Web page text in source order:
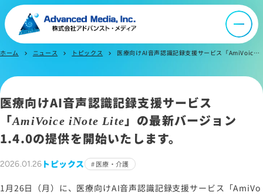
オウンドメディア
ニュース
採用情報
IR情報
よくあるご質問
ホーム chevron_right ニュース chevron_right トピックス chevron_right 医療向けAI音声認識記録支援サービス「AmiVoice iNote Lite」の最新バージョン1.4.0の提供を開始いたします。
医療向けAI音声認識記録支援サービス
「AmiVoice iNote Lite」の最新バージョン
1.4.0の提供を開始いたします。
2026.01.26 トピックス 医療・介護
1月26日（月）に、医療向けAI音声認識記録支援サービス「AmiVo